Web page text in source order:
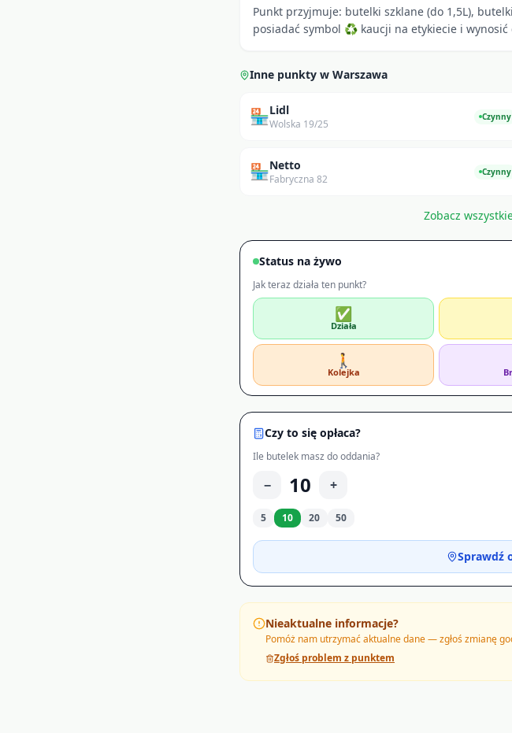
Punkt przyjmuje: butelki szklane (do 1,5L),
posiadać symbol ♻ kaucji na etykiecie i wynosić
Inne punkty w Warszawa
🏪Lidl
Wolska 19/25
Czynny
🏪Netto
Fabryczna 82
Czynny
Zobacz
Status na żywo
Jak teraz działa ten punkt?
✅
Działa
🚶
Kolejka
Czy to się opłaca?
Ile butelek masz do oddania?
− 10 +
5
10 20 50
Sprawdź
Nieaktualne informacje?
Pomóż nam utrzymać aktualne dane — zgłoś zmianę
Zgłoś problem z punktem